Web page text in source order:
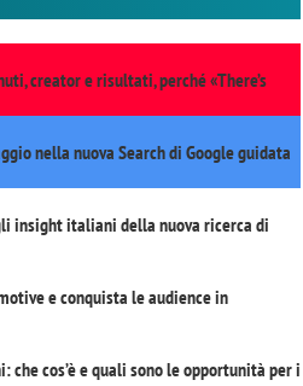
creator e risultati, perché «There’s
nella nuova Search di Google guidata
insight italiani della nuova ricerca di
e conquista le audience in
che cos’è e quali sono le opportunità per i